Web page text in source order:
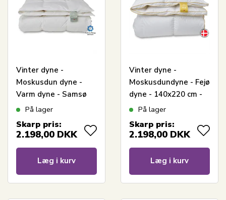
Vinter dyne -
Moskusdun dyne -
Varm dyne - Samsø
dynen - 140x220 cm -
På lager
Skarp pris:
2.198,00 DKK
Læg i kurv
Vinter dyne -
Moskusdundyne - Fejø
dyne - 140x220 cm -
Quilts Of Denmark
På lager
Skarp pris:
2.198,00 DKK
Læg i kurv